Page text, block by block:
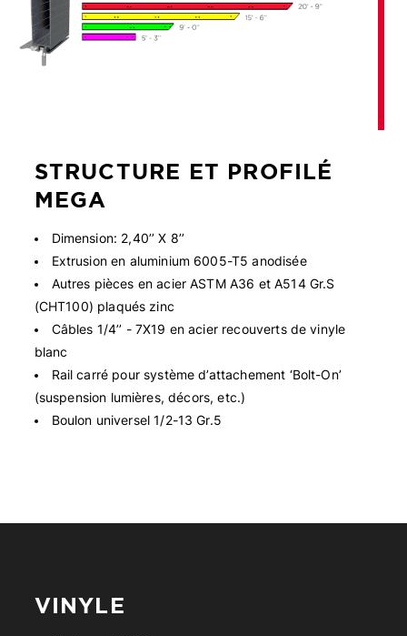
STRUCTURE ET PROFILÉ
MEGA
Dimension: 2,40’’ X 8’’
Extrusion en aluminium 6005-T5 anodisée
Autres pièces en acier ASTM A36 et A514 Gr.S
(CHT100) plaqués zinc
Câbles 1/4’’ - 7X19 en acier recouverts de vinyle
blanc
Rail carré pour système d’attachement ‘Bolt-On’
(suspension lumières, décors, etc.)
Boulon universel 1/2-13 Gr.5
VINYLE